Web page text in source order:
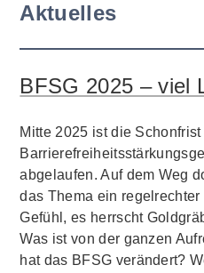
Aktuelles
BFSG 2025 – viel
Mitte 2025 ist die Schonfrist
abgelaufen. Auf dem Weg
das Thema ein
Gefühl, es herrscht
Was ist von der ganzen
hat das BFSG verändert?